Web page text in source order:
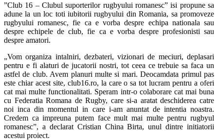
”Club 16 – Clubul suporterilor rugbyului romanesc” isi propune sa
adune la un loc toti iubitorii rugbyului din Romania, sa promoveze
rugbyului romanesc, fie ca e vorba despre echipa nationala sau
despre echipele de club, fie ca e vorba despre profesionisti sau
despre amatori.
„Vom organiza intalniri, dezbateri, vizionari de meciuri, deplasari
pentru e fi alaturi de jucatorii nostri, tot ceea ce trebuie sa faca un
astfel de club. Avem planuri multe si mari. Deocamdata primul pas
este chiar acest site, club16.ro, la care o sa tot lucram pentru a oferi
cat mai multe functionalitati. Speram intr-o colaborare cat mai buna
cu Federatia Romana de Rugby, care si-a aratat deschiderea catre
noi inca din momentul in care i-am anuntat de intentia noastra.
Credem ca impreuna putem face mult mai multe pentru rugbyul
romanesc”, a declarat Cristian China Birta, unul dintre initiatorii
acestui proiect.